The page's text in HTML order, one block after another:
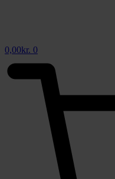
0,00kr. 0